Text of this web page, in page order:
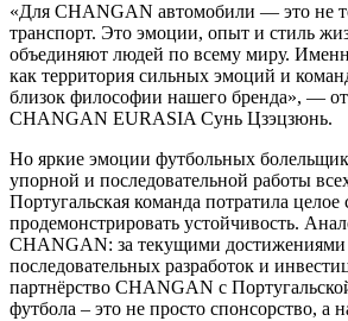
«Для CHANGAN автомобили — это не
транспорт. Это эмоции, опыт и стиль
объединяют людей по всему миру.
как территория сильных эмоций и
близок философии нашего бренда», —
CHANGAN EURASIA Сунь Цзэцзюнь.
Но яркие эмоции футбольных
упорной и последовательной работы
Португальская команда потратила целое
продемонстрировать устойчивость.
CHANGAN: за текущими достижениями
последовательных разработок и
партнёрство CHANGAN с
футбола – это не просто спонсорство, а